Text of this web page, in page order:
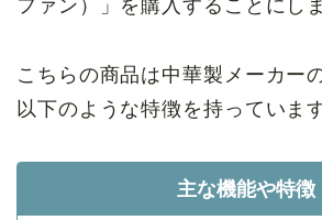
ファン）
」を購入することにし
こちらの商品は中華製メーカー
以下のような特徴を持っています
主な機能や特徴